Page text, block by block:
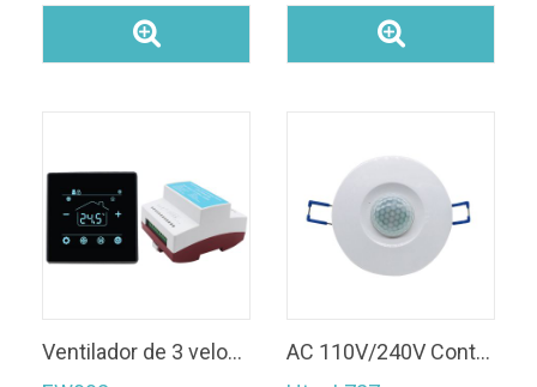
Ventilador de 3 velocidades/ventilador EC Aire acondicionado inteligente Modbus Fan Coil Termostato
AC 110V/240V Contacto Seco Cuerpo Humano Sensor de Movimiento Htw-L727 LED Detector Infrarrojo